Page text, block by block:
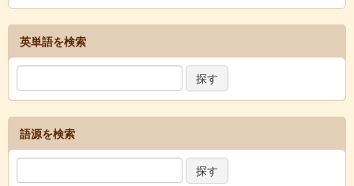
英単語を検索
語源を検索